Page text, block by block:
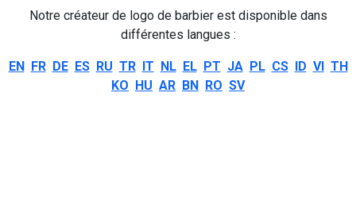
Notre créateur de logo de barbier est disponible dans
différentes langues :
EN FR DE ES RU TR IT NL EL PT JA PL CS ID VI TH
KO HU AR BN RO SV